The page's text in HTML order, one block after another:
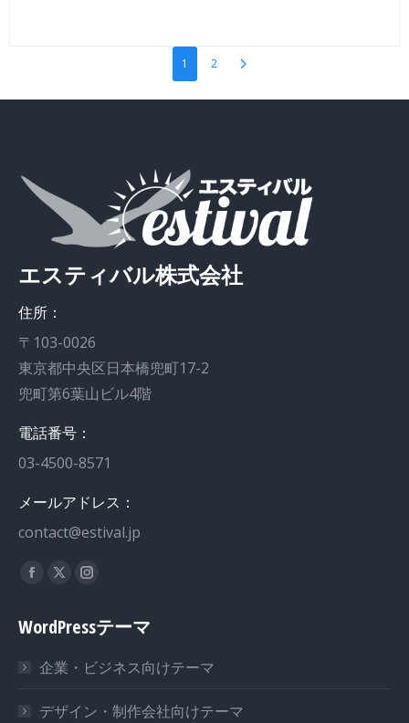
1 2
エスティバル株式会社
住所：
〒103-0026
東京都中央区日本橋兜町17-2
兜町第6葉山ビル4階
電話番号：
03-4500-8571
メールアドレス：
contact@estival.jp
私達を見つけてください：
WordPressテーマ
企業・ビジネス向けテーマ
デザイン・制作会社向けテーマ